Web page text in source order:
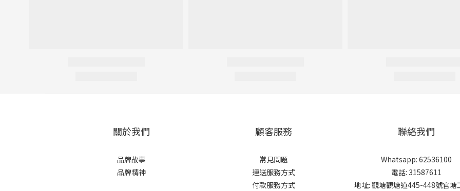
關於我們
品牌故事
品牌精神
顧客服務
常見問題
運送服務方式
付款服務方式
聯絡我們
Whatsapp: 62536100
電話: 31587611
地址: 觀塘觀塘道445-448號官塘